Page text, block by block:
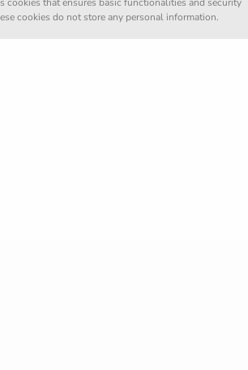
cookies do not store any personal information.